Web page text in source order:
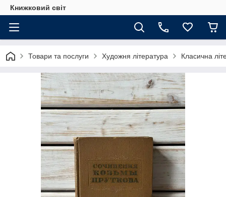
Книжковий світ
Товари та послуги Художня література Класична